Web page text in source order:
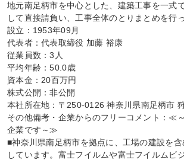
地元南足柄市を中心とした、建築工事を一式
して直接請負い、工事全体のとりまとめを行
設立：1953年09月
代表者：代表取締役 加藤 裕康
従業員数：3人
平均年齢：50.0歳
資本金：20百万円
株式公開：非公開
本社所在地：〒250-0126 神奈川県南足柄市
その他備考・企業からのフリーコメント：≪
企業です～≫
■神奈川県南足柄市を拠点に、工場の建設を
しています。富士フイルムや富士フイルムビ